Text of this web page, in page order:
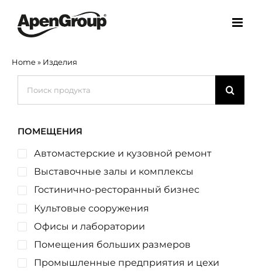
content
Home» Изделия
for:
ПОМЕЩЕНИЯ
Автомастерские и кузовной ремонт
Выставочные залы и комплексы
Гостинично-ресторанный бизнес
Культовые сооружения
Офисы и лаборатории
Помещения больших размеров
Промышленные предприятия и цехи